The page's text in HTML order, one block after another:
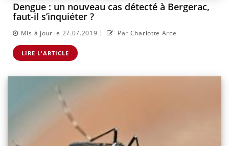
Dengue : un nouveau cas détecté à Bergerac,
faut-il s’inquiéter ?
Mis à jour le 27.07.2019 | Par Charlotte Arce
LIRE L'ARTICLE